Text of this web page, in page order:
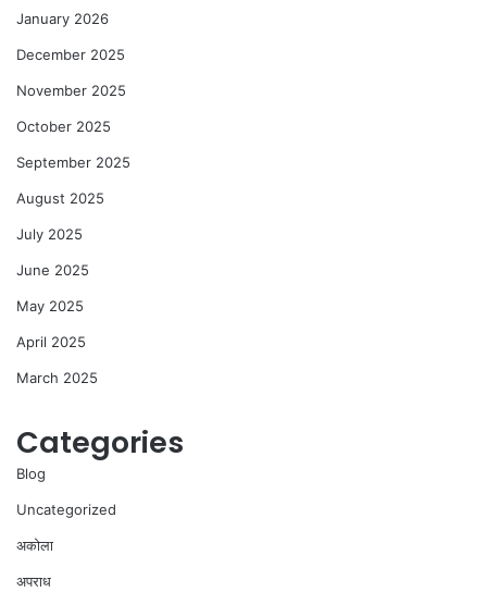
January 2026
December 2025
November 2025
October 2025
September 2025
August 2025
July 2025
June 2025
May 2025
April 2025
March 2025
Categories
Blog
Uncategorized
अकोला
अपराध